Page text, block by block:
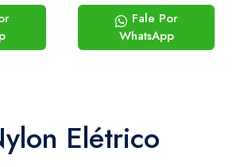
Fale Por
WhatsApp
Elétrico